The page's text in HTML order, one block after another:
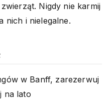
Nigdy nie karmij
nich i nielegalne.
w Banff, zarezerwuj
na lato